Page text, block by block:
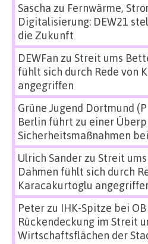
Sascha zu Fernwärme,
Digitalisierung: DEW21
die Zukunft
DEWFan zu Streit ums
fühlt sich durch Rede von
angegriffen
Grüne Jugend Dortmund
Berlin führt zu einer
Sicherheitsmaßnahmen
Ulrich Sanderzu Streit
Dahmen fühlt sich durch
Karacakurtoglu
Peterzu IHK-Spitze bei
Rückendeckung im Streit
Wirtschaftsflächen der